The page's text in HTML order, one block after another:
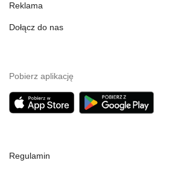
Reklama
Dołącz do nas
Pobierz aplikację
Regulamin